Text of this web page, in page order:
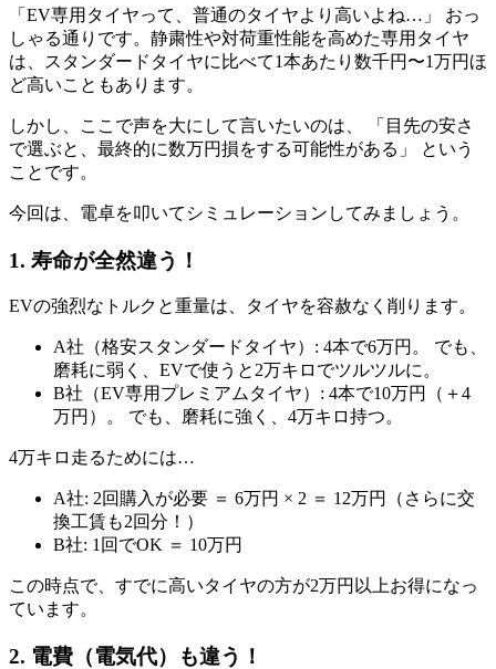
「EV専用タイヤって、普通のタイヤより高いよね…」 おっ
しゃる通りです。静粛性や対荷重性能を高めた専用タイヤ
は、スタンダードタイヤに比べて1本あたり数千円〜1万円ほ
ど高いこともあります。
しかし、ここで声を大にして言いたいのは、 「目先の安さ
で選ぶと、最終的に数万円損をする可能性がある」 という
ことです。
今回は、電卓を叩いてシミュレーションしてみましょう。
1. 寿命が全然違う！
EVの強烈なトルクと重量は、タイヤを容赦なく削ります。
A社（格安スタンダードタイヤ）: 4本で6万円。 でも、
磨耗に弱く、EVで使うと2万キロでツルツルに。
B社（EV専用プレミアムタイヤ）: 4本で10万円（＋4
万円）。 でも、磨耗に強く、4万キロ持つ。
4万キロ走るためには…
A社: 2回購入が必要 ＝ 6万円 × 2 ＝ 12万円（さらに交
換工賃も2回分！）
B社: 1回でOK ＝ 10万円
この時点で、すでに高いタイヤの方が2万円以上お得になっ
ています。
2. 電費（電気代）も違う！